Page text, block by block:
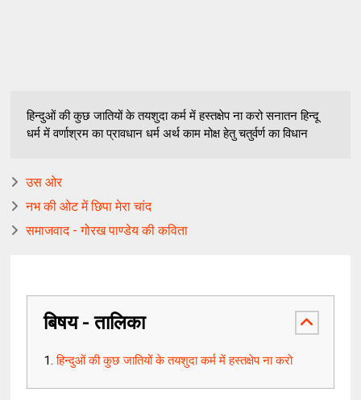
हिन्दुओं की कुछ जातियों के तयशुदा कर्म में हस्तक्षेप ना करो सनातन हिन्दू
धर्म में वर्णाश्रम का प्रावधान धर्म अर्थ काम मोक्ष हेतु चतुर्वर्ण का विधान
उस ओर
नभ की ओट में छिपा मेरा चांद
समाजवाद - गोरख पाण्डेय की कविता
बिषय - तालिका
हिन्दुओं की कुछ जातियों के तयशुदा कर्म में हस्तक्षेप ना करो